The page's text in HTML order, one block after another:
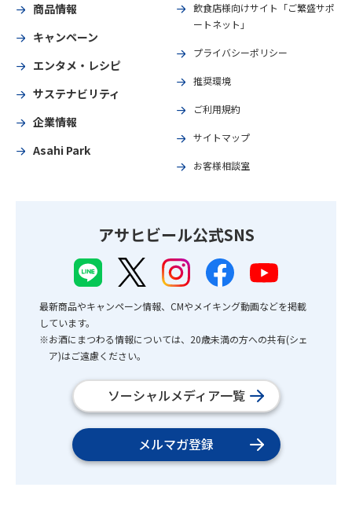
商品情報
キャンペーン
エンタメ・レシピ
サステナビリティ
企業情報
Asahi Park
飲食店様向けサイト「ご繁盛サポ
ートネット」
プライバシーポリシー
推奨環境
ご利用規約
サイトマップ
お客様相談室
アサヒビール公式SNS
最新商品やキャンペーン情報、CMやメイキング動画などを掲載
しています。
※お酒にまつわる情報については、20歳未満の方への共有(シェ
ア)はご遠慮ください。
ソーシャルメディア一覧
メルマガ登録